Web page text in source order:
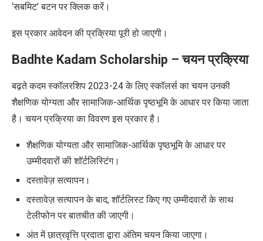
‘सबमिट’ बटन पर क्लिक करें।
इस प्रकार आवेदन की प्रक्रिया पूरी हो जाएगी।
Badhte Kadam Scholarship – चयन प्रक्रिया
बढ़ते कदम स्कॉलरशिप 2023-24 के लिए स्कॉलर्स का चयन उनकी
शैक्षणिक योग्यता और सामाजिक-आर्थिक पृष्ठभूमि के आधार पर किया जाता
है। चयन प्रक्रिया का विवरण इस प्रकार है।
शैक्षणिक योग्यता और सामाजिक-आर्थिक पृष्ठभूमि के आधार पर
उम्मीदवारों की शॉर्टलिस्टिंग।
दस्तावेज़ सत्यापन।
दस्तावेज़ सत्यापन के बाद,शॉर्टलिस्ट किए गए उम्मीदवारों के साथ
टेलीफोन पर बातचीत की जाएगी।
अंत में छात्रवृत्ति प्रदाता द्वारा अंतिम चयन किया जाएगा।